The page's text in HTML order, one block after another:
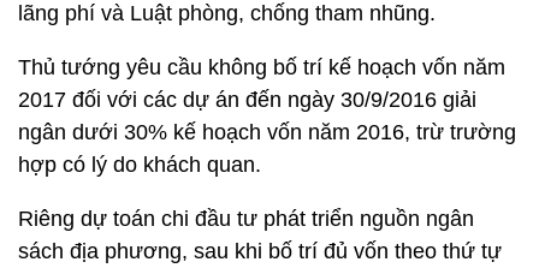
lãng phí và Luật phòng, chống tham nhũng.
Thủ tướng yêu cầu không bố trí kế hoạch vốn năm
2017 đối với các dự án đến ngày 30/9/2016 giải
ngân dưới 30% kế hoạch vốn năm 2016, trừ trường
hợp có lý do khách quan.
Riêng dự toán chi đầu tư phát triển nguồn ngân
sách địa phương, sau khi bố trí đủ vốn theo thứ tự